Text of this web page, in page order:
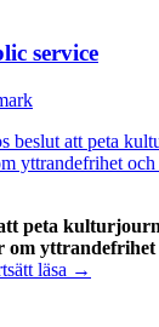
service
peta
yttrandefrihet
läsa När
→